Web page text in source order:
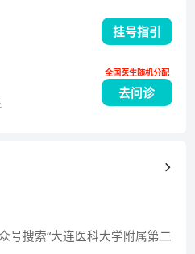
病如肥胖、多囊卵巢、性腺
体瘤与肾上腺结节的鉴别诊
访、激素替代治疗保证生活
筛查和治疗。肾上腺疾病。
血症、代谢综合征及精准医
科室在甲状腺疾病诊疗方面
育方面从内分泌角度有规范
、IGF1R突变、卡尔曼综合
敏感综合征、Mccune-Albri
会生活。以内分泌科为主导
对老年及慢性消耗性疾病营
体重，增强机体免疫力，提
挂号指引
去问诊
全国医生随机分配
号搜索“大连医科大学附属第二